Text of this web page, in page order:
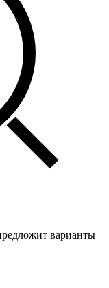
варианты